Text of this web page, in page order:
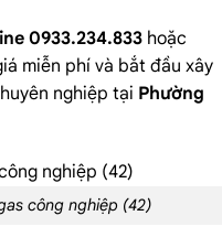
0933.234.833 hoặc
miễn phí và bắt đầu xây
nghiệp tại Phường
công nghiệp (42)